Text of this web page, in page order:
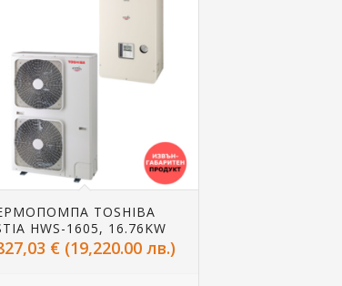
TOSHIBA
HWS-1605, 16.76KW
€ (19,220.00 лв.)